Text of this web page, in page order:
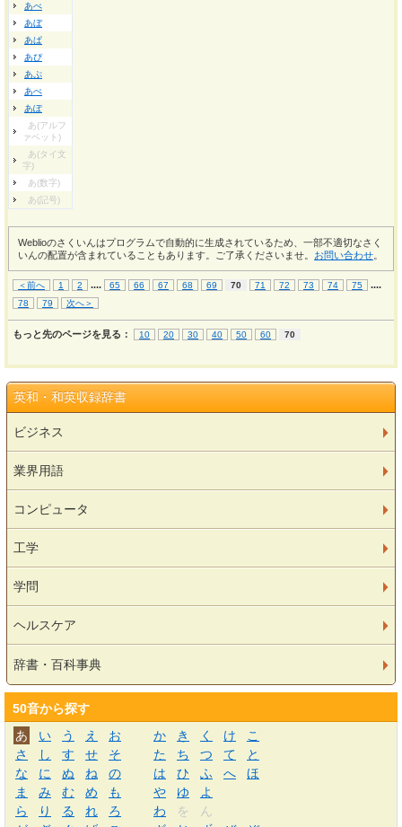
あべ
あぼ
あぱ
あぴ
あぷ
あぺ
あぽ
あ(アルフ
ァベット)
あ(タイ文
字)
あ(数字)
あ(記号)
Weblioのさくいんはプログラムで自動的に生成されているため、一部不適切なさく
いんの配置が含まれていることもあります。ご了承くださいませ。 お問い合わせ
＜前へ 1 2 .... 65 66 67 68 69 70 71 72 73 74 75 ....
78 79 次へ＞
もっと先のページを見る： 10 20 30 40 50 60 70
英和・和英収録辞書
ビジネス
業界用語
コンピュータ
工学
学問
ヘルスケア
辞書・百科事典
50音から探す
あ
い う え お か き く け
こ
さ
し す せ そ た ち つ て
と
な
に ぬ ね の は ひ ふ へ
ほ
ま
み む め も や ゆ
よ
ら
り る れ ろ わ を
ん